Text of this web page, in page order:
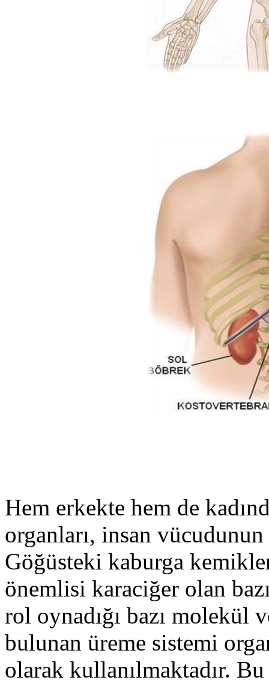
Hem erkekte hem de
organları, insan
Göğüsteki kaburga
önemlisi karaciğer olan
rol oynadığı bazı molekül
bulunan üreme sistemi
olarak kullanılmaktadır.